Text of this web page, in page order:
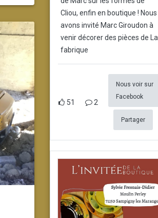
Cliou, enfin en boutique ! Nous
avons invité Marc Giroudon à
venir décorer des pièces de La
fabrique
51 2
Nous voir sur
Facebook
Partager